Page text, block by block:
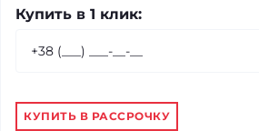
Купить в 1 клик:
КУПИТЬ В РАССРОЧКУ